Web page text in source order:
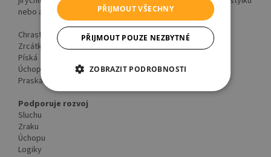
nebo auto.
Chrastítko
Zrcátko
Píská
Úchopový kroužek
Praskací papír
Podporuje rozvoj
Sluchu
Zraku
Úchopu
Logiky
PŘIJMOUT VŠECHNY
PŘIJMOUT POUZE NEZBYTNÉ
ZOBRAZIT PODROBNOSTI